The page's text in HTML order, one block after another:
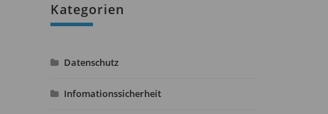
Kategorien
Datenschutz
Infomationssicherheit